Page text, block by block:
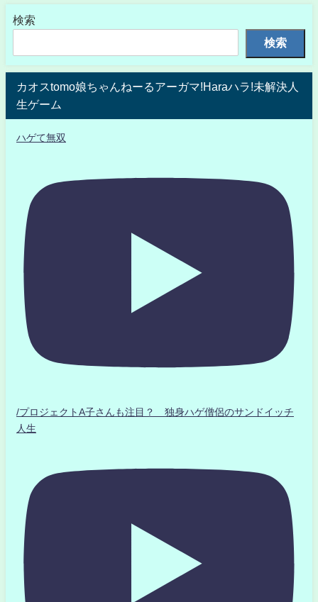
検索
検索
カオスtomo娘ちゃんねーるアーガマ!Haraハラ!未解決人
生ゲーム
ハゲて無双
/プロジェクトA子さんも注目？ 独身ハゲ僧侶のサンドイッチ
人生